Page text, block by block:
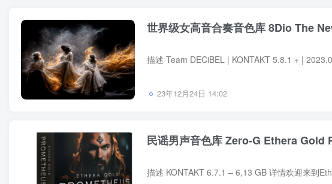
世界级女高音合奏音色库 8Dio The
23年12月24日 14:02
民谣男声音色库 Zero-G Ethera Gold